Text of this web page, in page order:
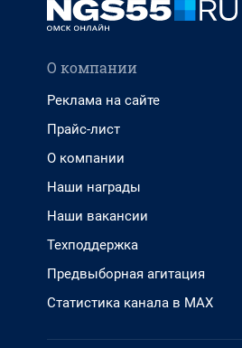
О компании
Реклама на сайте
Прайс-лист
О компании
Наши награды
Наши вакансии
Техподдержка
Предвыборная агитация
Статистика канала в MAX